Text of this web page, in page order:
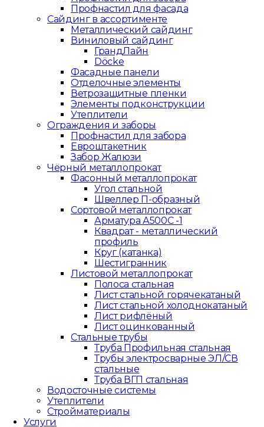
Профнастил для фасада
Сайдинг в ассортименте
Металлический сайдинг
Виниловый сайдинг
ГрандЛайн
Döcke
Фасадные панели
Отделочные элементы
Ветрозащитные пленки
Элементы подконструкции
Утеплители
Ограждения и заборы
Профнастил для забора
Евроштакетник
Забор Жалюзи
Чёрный металлопрокат
Фасонный металлопрокат
Угол стальной
Швеллер П-образный
Сортовой металлопрокат
Арматура А500С -1
Квадрат - металлический
профиль
Круг (катанка)
Шестигранник
Листовой металлопрокат
Полоса стальная
Лист стальной горячекатаный
Лист стальной холоднокатаный
Лист рифлёный
Лист оцинкованный
Стальные трубы
Труба Профильная стальная
Трубы электросварные ЭЛ/СВ
стальные
Труба ВГП стальная
Водосточные системы
Утеплители
Стройматериалы
Услуги